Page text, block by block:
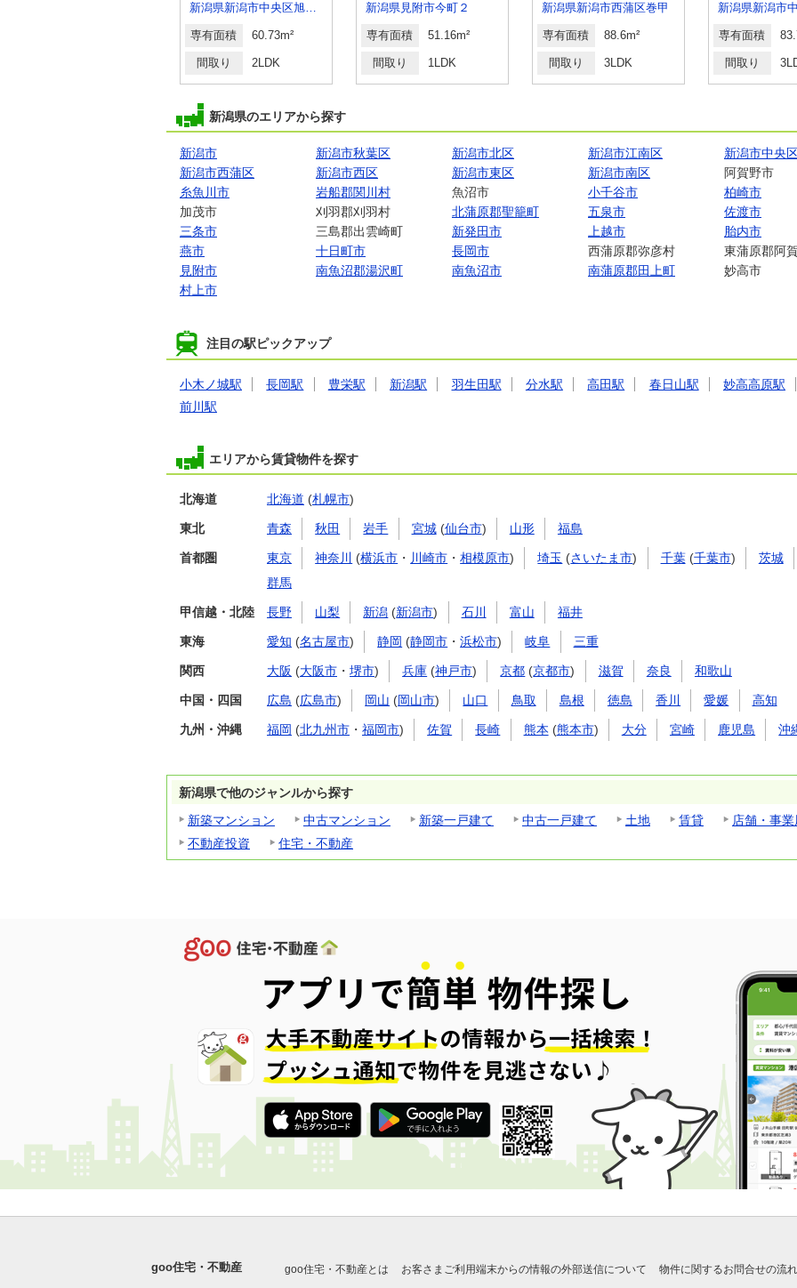
新潟県新潟市中央区旭町通２番町
専有面積 60.73m²
間取り 2LDK
新潟県見附市今町２
専有面積 51.16m²
間取り 1LDK
新潟県新潟市西蒲区巻甲
専有面積 88.6m²
間取り 3LDK
専有面積
間取り
新潟県のエリアから探す
新潟市 新潟市秋葉区 新潟市北区 新潟市江南区
新潟市中央
新潟市西蒲区
新潟市西区 新潟市東区 新潟市南区
阿賀野市
糸魚川市
岩船郡関川村 魚沼市 小千谷市
柏崎市
加茂市
刈羽郡刈羽村 北蒲原郡聖籠町 五泉市
佐渡市
三条市
三島郡出雲崎町 新発田市 上越市
胎内市
燕市
十日町市 長岡市 西蒲原郡弥彦村
東蒲原郡阿
見附市
南魚沼郡湯沢町 南魚沼市 南蒲原郡田上町
妙高市
村上市
注目の駅ピックアップ
小木ノ城駅 長岡駅 豊栄駅 新潟駅 羽生田駅 分水駅 高田駅 春日山駅
妙高高原駅
前川駅
エリアから賃貸物件を探す
北海道 北海道 (札幌市)
東北 青森 秋田 岩手 宮城(仙台市) 山形 福島
首都圏 東京 神奈川 (横浜市 ・ 川崎市 ・相模原市) 埼玉 (さいたま市) 千葉(千葉市)
茨城
群馬
甲信越・北陸 長野 山梨 新潟 (新潟市) 石川 富山 福井
東海 愛知 (名古屋市) 静岡 (静岡市 ・浜松市) 岐阜 三重
関西 大阪 (大阪市 ・ 堺市) 兵庫 (神戸市) 京都 (京都市) 滋賀 奈良 和歌山
中国・四国 広島 (広島市) 岡山 (岡山市) 山口 鳥取 島根 徳島 香川 愛媛 高知
九州・沖縄 福岡 (北九州市 ・ 福岡市) 佐賀 長崎 熊本 (熊本市) 大分 宮崎 鹿児島 沖
新潟県で他のジャンルから探す
新築マンション
中古マンション 新築一戸建て 中古一戸建て 土地 賃貸
店舗・事業
不動産投資
住宅・不動産
goo住宅・不動産 goo住宅・不動産とは お客さまご利用端末からの情報の外部送信について 物件に関するお問合せの流れ